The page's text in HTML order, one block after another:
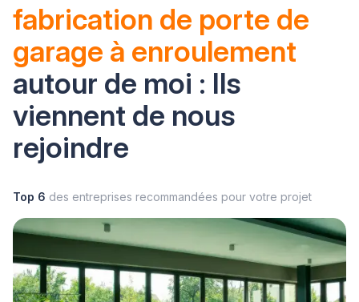
fabrication de porte de
garage à enroulement
autour de moi : Ils
viennent de nous
rejoindre
Top 6 des entreprises recommandées pour votre projet